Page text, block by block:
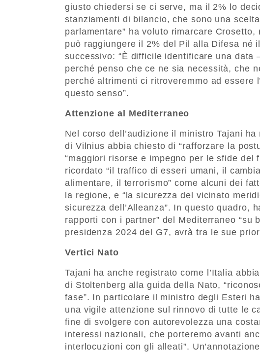
giusto chiedersi se ci serve, ma il 2% lo
stanziamenti di bilancio, che sono una
parlamentare” ha voluto rimarcare Crosetto,
può raggiungere il 2% del Pil alla Difesa né
successivo: “È difficile identificare una data
perché penso che ce ne sia necessità, che
perché altrimenti ci ritroveremmo ad essere
questo senso”.
Attenzione al Mediterraneo
Nel corso dell’audizione il ministro Tajani
di Vilnius abbia chiesto di “rafforzare la
“maggiori risorse e impegno per le sfide del
ricordato “il traffico di esseri umani, il
alimentare, il terrorismo” come alcuni dei
la regione, e “la sicurezza del vicinato
sicurezza dell’Alleanza”. In questo quadro,
rapporti con i partner” del Mediterraneo “su
presidenza 2024 del G7, avrà tra le sue
Vertici Nato
Tajani ha anche registrato come l’Italia
di Stoltenberg alla guida della Nato,
fase”. In particolare il ministro degli Esteri
una vigile attenzione sul rinnovo di tutte le
fine di svolgere con autorevolezza una
interessi nazionali, che porteremo avanti
interlocuzioni con gli alleati”.